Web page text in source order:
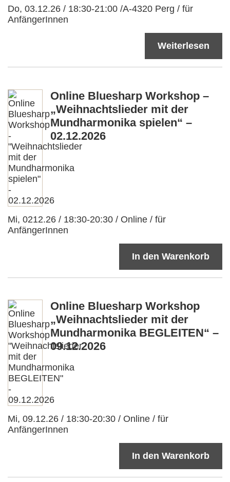
Do, 03.12.26 / 18:30-21:00 /A-4320 Perg / für
AnfängerInnen
Weiterlesen
Online Bluesharp Workshop –
„Weihnachtslieder mit der
Mundharmonika spielen“ –
02.12.2026
Mi, 0212.26 / 18:30-20:30 / Online / für
AnfängerInnen
In den Warenkorb
Online Bluesharp Workshop
„Weihnachtslieder mit der
Mundharmonika BEGLEITEN“ –
09.12.2026
Mi, 09.12.26 / 18:30-20:30 / Online / für
AnfängerInnen
In den Warenkorb